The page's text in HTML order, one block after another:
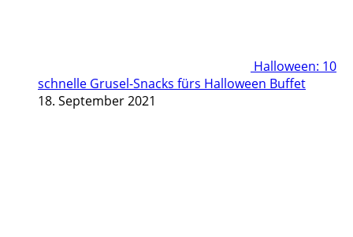
Halloween: 10
schnelle Grusel-Snacks fürs Halloween Buffet
18. September 2021